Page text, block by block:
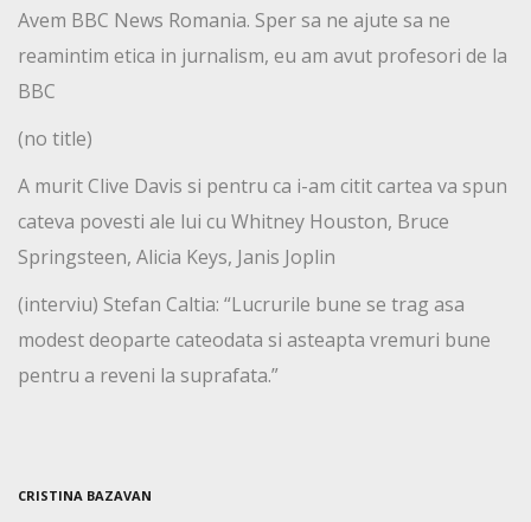
Avem BBC News Romania. Sper sa ne ajute sa ne
reamintim etica in jurnalism, eu am avut profesori de la
BBC
(no title)
A murit Clive Davis si pentru ca i-am citit cartea va spun
cateva povesti ale lui cu Whitney Houston, Bruce
Springsteen, Alicia Keys, Janis Joplin
(interviu) Stefan Caltia: “Lucrurile bune se trag asa
modest deoparte cateodata si asteapta vremuri bune
pentru a reveni la suprafata.”
CRISTINA BAZAVAN